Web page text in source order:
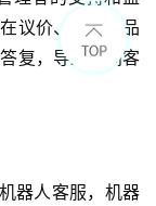
议价、活动赠品
复，导致夜间客
器人客服，机器